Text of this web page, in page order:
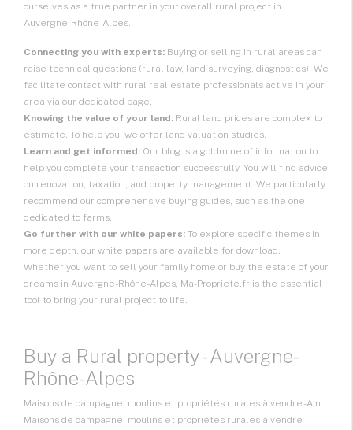
ourselves as a true partner in your overall rural project in
Auvergne-Rhône-Alpes.
Connecting you with experts: Buying or selling in rural areas can
raise technical questions (rural law, land surveying, diagnostics). We
facilitate contact with rural real estate professionals active in your
area via our dedicated page.
Knowing the value of your land: Rural land prices are complex to
estimate. To help you, we offer land valuation studies.
Learn and get informed: Our blog is a goldmine of information to
help you complete your transaction successfully. You will find advice
on renovation, taxation, and property management. We particularly
recommend our comprehensive buying guides, such as the one
dedicated to farms.
Go further with our white papers: To explore specific themes in
more depth, our white papers are available for download.
Whether you want to sell your family home or buy the estate of your
dreams in Auvergne-Rhône-Alpes, Ma-Propriete.fr is the essential
tool to bring your rural project to life.
Buy a Rural property - Auvergne-
Rhône-Alpes
Maisons de campagne, moulins et propriétés rurales à vendre - Ain
Maisons de campagne, moulins et propriétés rurales à vendre -